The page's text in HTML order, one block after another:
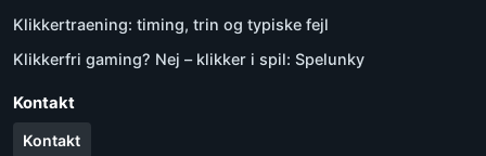
Klikkertraening: timing, trin og typiske fejl
Klikkerfri gaming? Nej – klikker i spil: Spelunky
Kontakt
Kontakt